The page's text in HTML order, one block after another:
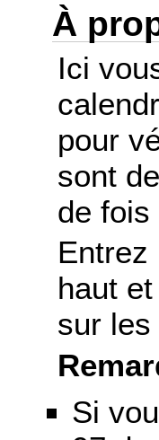
À
Ici
pour
sont
de
Entrez
haut
sur
Si